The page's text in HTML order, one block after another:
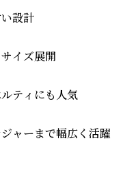
設計
イズ展開
ルティにも人気
ジャーまで幅広く活躍